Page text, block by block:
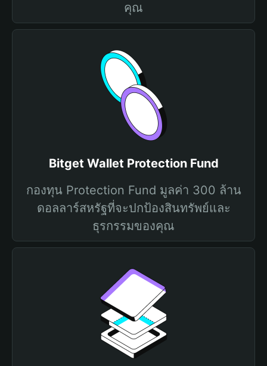
คุณ
Bitget Wallet Protection Fund
กองทุน Protection Fund มูลค่า 300 ล้าน
ดอลลาร์สหรัฐที่จะปกป้องสินทรัพย์และ
ธุรกรรมของคุณ